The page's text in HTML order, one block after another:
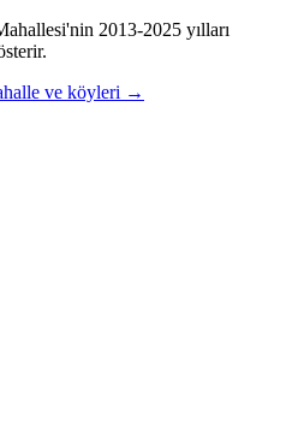
2013-2025 yılları
ve köyleri →